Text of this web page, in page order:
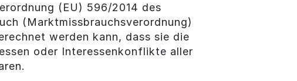
(EU) 596/2014 des
(Marktmissbrauchsverordnung)
werden kann, dass sie die
oder Interessenkonflikte aller